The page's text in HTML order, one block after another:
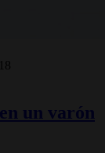
un varón